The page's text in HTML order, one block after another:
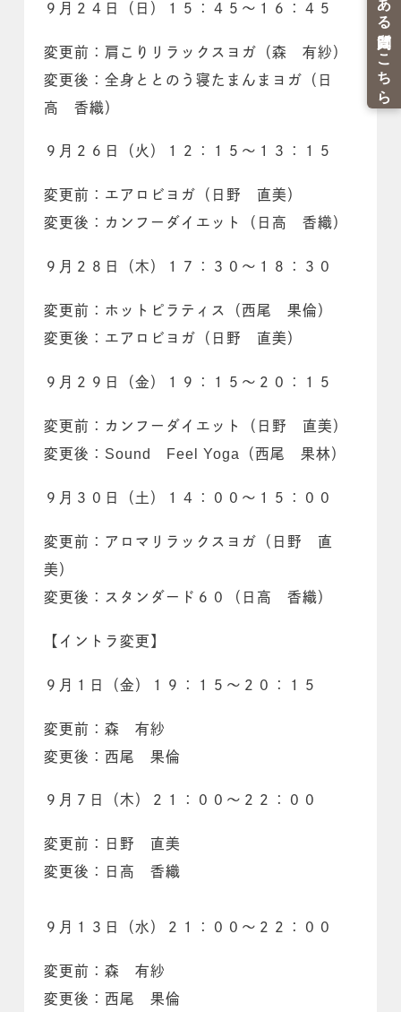
９月２４日（日）１５：４５～１６：４５
変更前：肩こりリラックスヨガ（森 有紗）
変更後：全身ととのう寝たまんまヨガ（日
高 香織）
９月２６日（火）１２：１５～１３：１５
変更前：エアロビヨガ（日野 直美）
変更後：カンフーダイエット（日高 香織）
９月２８日（木）１７：３０～１８：３０
変更前：ホットピラティス（西尾 果倫）
変更後：エアロビヨガ（日野 直美）
９月２９日（金）１９：１５～２０：１５
変更前：カンフーダイエット（日野 直美）
変更後：Sound Feel Yoga（西尾 果林）
９月３０日（土）１４：００～１５：００
変更前：アロマリラックスヨガ（日野 直
美）
変更後：スタンダード６０（日高 香織）
【イントラ変更】
９月１日（金）１９：１５～２０：１５
変更前：森 有紗
変更後：西尾 果倫
９月７日（木）２１：００～２２：００
変更前：日野 直美
変更後：日高 香織
９月１３日（水）２１：００～２２：００
変更前：森 有紗
変更後：西尾 果倫